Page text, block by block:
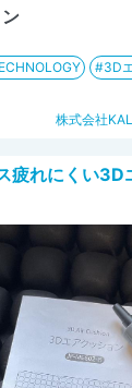
3D
株式会社
疲れにくい3D